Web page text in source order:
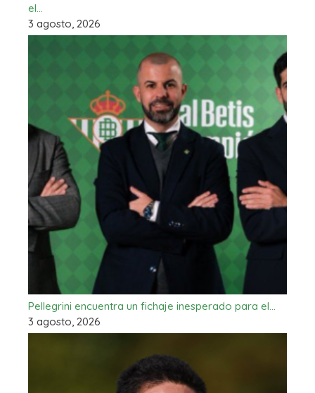
el…
3 agosto, 2026
Pellegrini encuentra un fichaje inesperado para el…
3 agosto, 2026